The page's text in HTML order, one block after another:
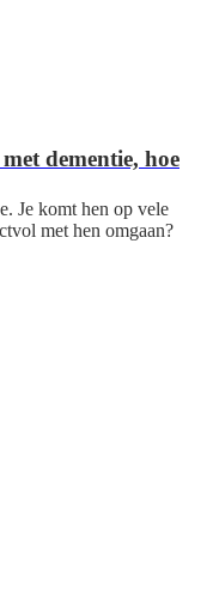
dementie, hoe
Je komt hen op vele
met hen omgaan?